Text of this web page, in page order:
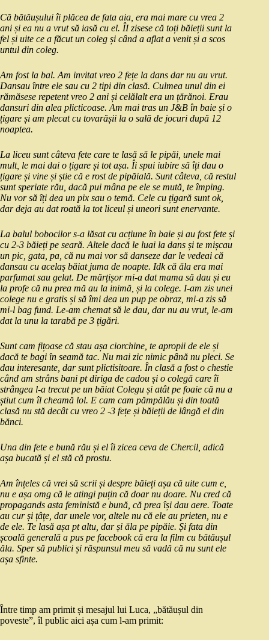
Că bătăușului îi plăcea de fata aia, era mai mare cu vrea 2
ani și ea nu a vrut să iasă cu el. ÎI zisese că toți băieții sunt la
fel și uite ce a făcut un coleg și când a aflat a venit și a scos
untul din coleg.
Am fost la bal. Am invitat vreo 2 fețe la dans dar nu au vrut.
Dansau între ele sau cu 2 tipi din clasă. Culmea unul din ei
rămăsese repetent vreo 2 ani și celălalt era un țărănoi. Erau
dansuri din alea plicticoase. Am mai tras un J&B în baie și o
țigare și am plecat cu tovarășii la o sală de jocuri după 12
noaptea.
La liceu sunt câteva fete care te lasă să le pipăi, unele mai
mult, le mai dai o țigare și tot așa. Îi spui iubire să îți dau o
țigare și vine și știe că e rost de pipăială. Sunt câteva, că restul
sunt speriate rău, dacă pui mâna pe ele se mută, te împing.
Nu vor să îți dea un pix sau o temă. Cele cu țigară sunt ok,
dar deja au dat roată la tot liceul și uneori sunt enervante.
La balul bobocilor s-a lăsat cu acțiune în baie și au fost fete și
cu 2-3 băieți pe seară. Altele dacă le luai la dans și te mișcau
un pic, gata, pa, că nu mai vor să danseze dar le vedeai că
dansau cu acelaș băiat juma de noapte. Idk că ăla era mai
parfumat sau gelat. De mărțișor mi-a dat mama să dau și eu
la profe că nu prea mă au la inimă, și la colege. I-am zis unei
colege nu e gratis și să îmi dea un pup pe obraz, mi-a zis să
mi-l bag fund. Le-am chemat să le dau, dar nu au vrut, le-am
dat la unu la tarabă pe 3 țigări.
Sunt cam fițoase că stau așa ciorchine, te apropii de ele și
dacă te bagi în seamă tac. Nu mai zic nimic până nu pleci. Se
dau interesante, dar sunt plictisitoare. În clasă a fost o chestie
când am strâns bani pt diriga de cadou și o colegă care îi
strângea l-a trecut pe un băiat Colegu și atât pe foaie că nu a
știut cum îl cheamă lol. E cam cam pămpălău și din toată
clasă nu stă decât cu vreo 2 -3 fețe și băieții de lângă el din
bănci.
Una din fete e bună rău și el îi zicea ceva de Chercil, adică
așa bucată și el stă că prostu.
Am înțeles că vrei să scrii și despre băieți așa că uite cum e,
nu e așa omg că le atingi puțin că doar nu doare. Nu cred că
propagands asta feministă e bună, că prea își dau aere. Toate
au cur și țâțe, dar unele vor, altele nu că ele au prieten, nu e
de ele. Te lasă așa pt altu, dar și ăla pe pipăie. Și fata din
școală generală a pus pe facebook că era la film cu bătăușul
ăla. Sper să publici și răspunsul meu să vadă că nu sunt ele
așa sfinte.
Între timp am primit și mesajul lui Luca, „bătăușul din
poveste”, îl public aici așa cum l-am primit: